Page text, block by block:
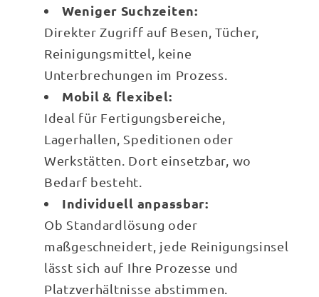
Weniger Suchzeiten:
Direkter Zugriff auf Besen, Tücher,
Reinigungsmittel, keine
Unterbrechungen im Prozess.
Mobil & flexibel:
Ideal für Fertigungsbereiche,
Lagerhallen, Speditionen oder
Werkstätten. Dort einsetzbar, wo
Bedarf besteht.
Individuell anpassbar:
Ob Standardlösung oder
maßgeschneidert, jede Reinigungsinsel
lässt sich auf Ihre Prozesse und
Platzverhältnisse abstimmen.